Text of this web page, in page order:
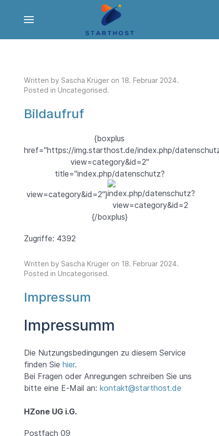
Written by Sascha Krüger on 18. Februar 2024.
Posted in Uncategorised.
Bildaufruf
{boxplus
href="https://img.starthost.de/index.php/
view=category&id=2"
title="index.php/datenschutz?
view=category&id=2"}
{/boxplus}
Zugriffe: 4392
Written by Sascha Krüger on 18. Februar 2024.
Posted in Uncategorised.
Impressum
Impressumm
Die Nutzungsbedingungen zu diesem Service
finden Sie hier.
Bei Fragen oder Anregungen schreiben Sie uns
bitte eine E-Mail an: kontakt@starthost.de
HZone UG i.G.
Postfach 09